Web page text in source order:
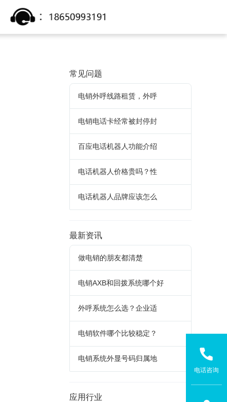
电话咨询
常见问题
电销外呼线路租赁，外呼
电销电话卡经常被封停封
百应电话机器人功能介绍
电话机器人价格贵吗？性
电话机器人品牌应该怎么
最新资讯
做电销的朋友都清楚
电销AXB和回拨系统哪个好
外呼系统怎么选？企业适
电销软件哪个比较稳定？
电销系统外显号码归属地
应用行业